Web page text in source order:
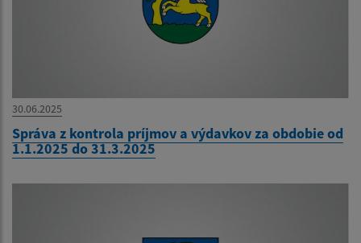
30.06.2025
Správa z kontrola príjmov a výdavkov za obdobie od
1.1.2025 do 31.3.2025